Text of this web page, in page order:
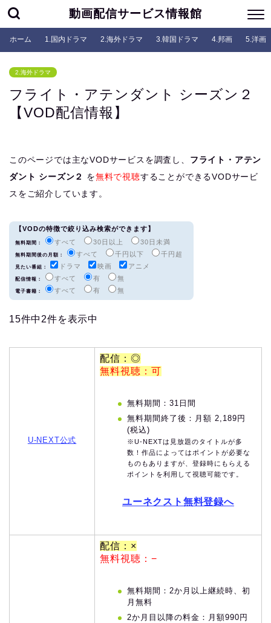
動画配信サービス情報館
ホーム 1.国内ドラマ 2.海外ドラマ 3.韓国ドラマ 4.邦画 5.洋画
2.海外ドラマ
フライト・アテンダント シーズン２
【VOD配信情報】
このページでは主なVODサービスを調査し、 フライト・アテン
ダント シーズン２
を無料で視聴することができるVODサービ
スをご紹介しています。
【VODの特徴で絞り込み検索ができます】
無料期間： すべて 30日以上 30日未満
無料期間後の月額： すべて 千円以下 千円超
見たい番組： ドラマ 映画 アニメ
配信情報： すべて 有 無
電子書籍： すべて 有 無
15件中2件を表示中
U-NEXT公式
配信：◎
無料視聴：可
無料期間：31日間
無料期間終了後：月額 2,189円
(税込)
※U-NEXTは見放題のタイトルが多
数！作品によってはポイントが必要な
ものもありますが、登録時にもらえる
ポイントを利用して視聴可能です。
ユーネクスト無料登録へ
配信：×
無料視聴：−
無料期間：2か月以上継続時、初
月無料
2か月目以降の料金：月額990円